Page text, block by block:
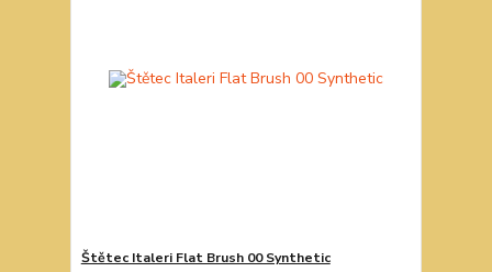
Štětec Italeri Flat Brush 00 Synthetic